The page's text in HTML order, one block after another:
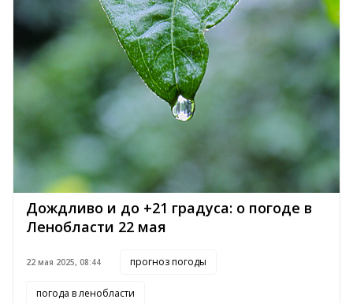
Дождливо и до +21 градуса: о погоде в
Ленобласти 22 мая
22 мая 2025, 08:44 прогноз погоды
погода в ленобласти